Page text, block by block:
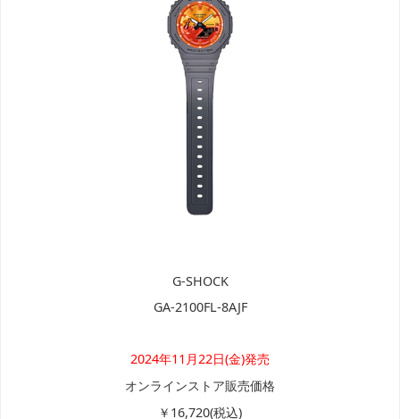
G-SHOCK
GA-2100FL-8AJF
2024年11月22日(金)発売
オンラインストア販売価格
￥16,720(税込)